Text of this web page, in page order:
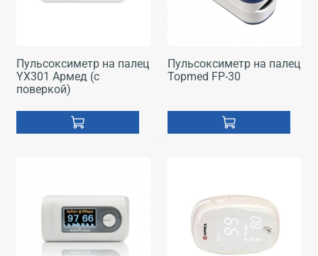
Пульсоксиметр на палец
YX301 Армед (с
поверкой)
Пульсоксиметр на палец
Topmed FP-30